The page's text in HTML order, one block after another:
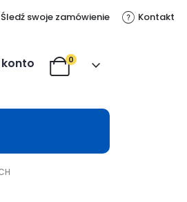
Śledź swoje zamówienie Kontakt
0